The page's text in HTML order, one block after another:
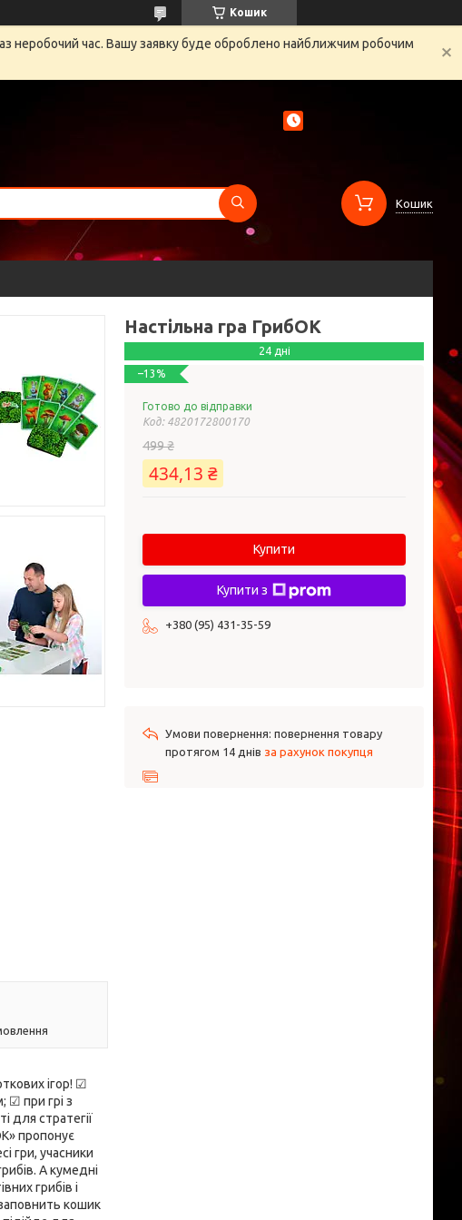
Кошик
неробочий час. Вашу заявку буде оброблено найближчим робочим
Кошик
ігор! ☑
☑ при грі з
для стратегії
пропонує
гри, учасники
А кумедні
грибів і
кошик
Настільна гра ГрибОК
24 дні
–13%
Готово до відправки
Код: 4820172800170
499 ₴
434,13 ₴
Купити
Купити з
+380 (95) 431-35-59
повернення товару
протягом 14 днів за рахунок покупця